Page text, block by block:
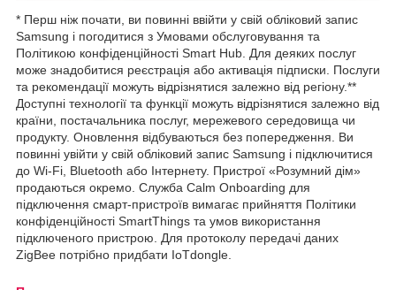
* Перш ніж почати, ви повинні ввійти у свій обліковий запис
Samsung і погодитися з Умовами обслуговування та
Політикою конфіденційності Smart Hub. Для деяких послуг
може знадобитися реєстрація або активація підписки. Послуги
та рекомендації можуть відрізнятися залежно від регіону.**
Доступні технології та функції можуть відрізнятися залежно від
країни, постачальника послуг, мережевого середовища чи
продукту. Оновлення відбуваються без попередження. Ви
повинні увійти у свій обліковий запис Samsung і підключитися
до Wi-Fi, Bluetooth або Інтернету. Пристрої «Розумний дім»
продаються окремо. Служба Calm Onboarding для
підключення смарт-пристроїв вимагає прийняття Політики
конфіденційності SmartThings та умов використання
підключеного пристрою. Для протоколу передачі даних
ZigBee потрібно придбати IoTdongle.